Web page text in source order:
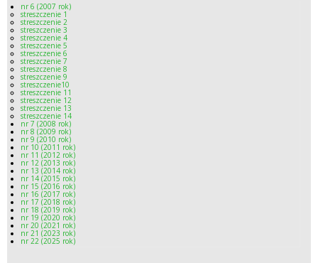
nr 6 (2007 rok)
streszczenie 1
streszczenie 2
streszczenie 3
streszczenie 4
streszczenie 5
streszczenie 6
streszczenie 7
streszczenie 8
streszczenie 9
streszczenie10
streszczenie 11
streszczenie 12
streszczenie 13
streszczenie 14
nr 7 (2008 rok)
nr 8 (2009 rok)
nr 9 (2010 rok)
nr 10 (2011 rok)
nr 11 (2012 rok)
nr 12 (2013 rok)
nr 13 (2014 rok)
nr 14 (2015 rok)
nr 15 (2016 rok)
nr 16 (2017 rok)
nr 17 (2018 rok)
nr 18 (2019 rok)
nr 19 (2020 rok)
nr 20 (2021 rok)
nr 21 (2023 rok)
nr 22 (2025 rok)